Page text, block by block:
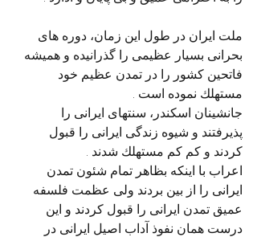
ملت ایران در طول این زمان، دوره های
بحرانی بسیار عظیمی را گذرانیده و همیشه
فاتحین کشور را در تمدن عظیم خود
مستهلك نموده است .
جانشینان اسکندر، سنتهای ایرانی را
پذیرفتند و شیوه زندگی ایرانی را قبول
کردند و کم کم مستهلك شدند .
اعراب با اینکه بظاهر تمام شئون تمدن
ایرانی را از بین بردند ولی عظمت فلسفه
عمیق تمدن ایرانی را قبول کردند و این
درست همان نفوذ آداب اصیل ایرانی در